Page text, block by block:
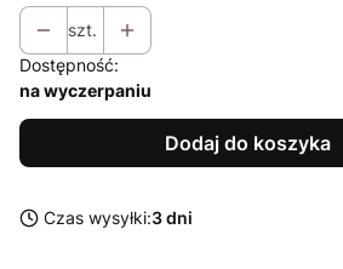
szt.
Dostępność:
na wyczerpaniu
Dodaj do koszyka
Czas wysyłki:3 dni